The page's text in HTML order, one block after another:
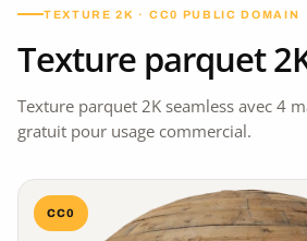
TEXTURE 2K · CC0 PUBLIC DOMAIN
Texture parquet
Texture parquet 2K seamless avec 4
gratuit pour usage commercial.
CC0